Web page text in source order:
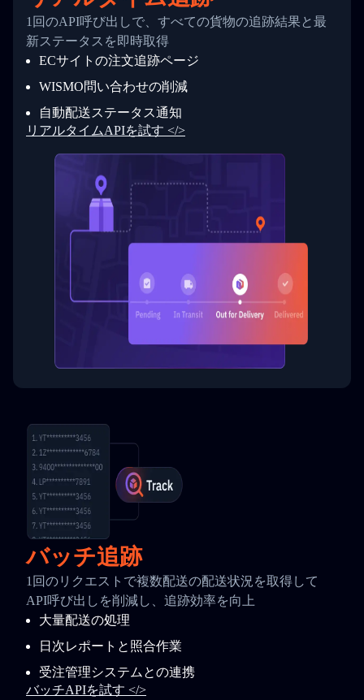
26
27
28
29
30
31
33
34
            "Date": "2017-03-06 15:28:00",
"StatusDescription": "Shipment
"Details": "BEIJING-
          }
        ]
      }
  }
}
1回のAPI呼び出しで、すべての貨物の追跡結果と最
新ステータスを即時取得
ECサイトの注文追跡ページ
WISMO問い合わせの削減
自動配送ステータス通知
リアルタイムAPIを試す </>
バッチ追跡
1回のリクエストで複数配送の配送状況を取得して
API呼び出しを削減し、追跡効率を向上
大量配送の処理
日次レポートと照合作業
受注管理システムとの連携
バッチAPIを試す </>